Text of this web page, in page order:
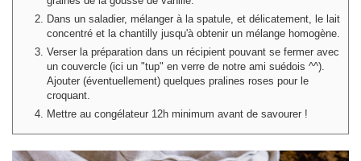
Dans un saladier, mélanger à la spatule, et délicatement, le lait
concentré et la chantilly jusqu'à obtenir un mélange homogène.
Verser la préparation dans un récipient pouvant se fermer avec
un couvercle (ici un "tup" en verre de notre ami suédois ^^).
Ajouter (éventuellement) quelques pralines roses pour le
croquant.
Mettre au congélateur 12h minimum avant de savourer !